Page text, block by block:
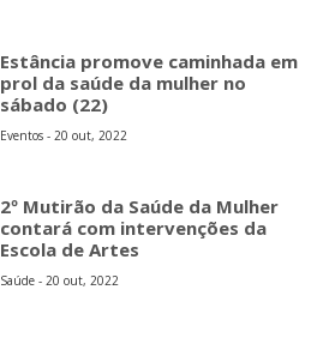
Estância promove caminhada em
prol da saúde da mulher no
sábado (22)
Eventos - 20 out, 2022
2º Mutirão da Saúde da Mulher
contará com intervenções da
Escola de Artes
Saúde - 20 out, 2022